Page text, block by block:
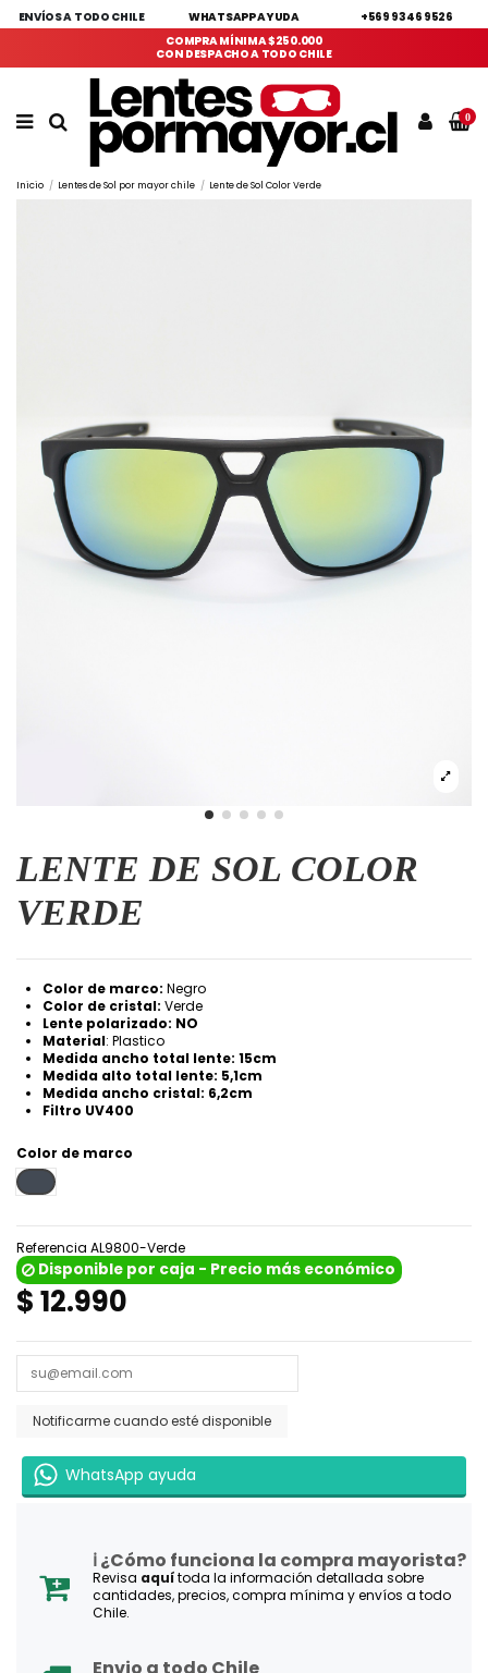
ENVÍOS A TODO CHILE WHATSAPP AYUDA
+569 9346 9526
COMPRA MÍNIMA $250.000
CON DESPACHO A TODO CHILE
0
Inicio Lentes de Sol por mayor chile Lente de Sol Color Verde
LENTE DE SOL COLOR
VERDE
Color de marco: Negro
Color de cristal: Verde
Lente polarizado: NO
Material: Plastico
Medida ancho total lente: 15cm
Medida alto total lente: 5,1cm
Medida ancho cristal: 6,2cm
Filtro UV400
Color de marco
Negro
Referencia AL9800-Verde
Disponible por caja - Precio más económico
$ 12.990
WhatsApp ayuda
ℹ️ ¿Cómo funciona la compra mayorista?
Revisa aquítoda la información detallada sobre
cantidades, precios, compra mínima y envíos a todo
Chile.
Envio a todo Chile